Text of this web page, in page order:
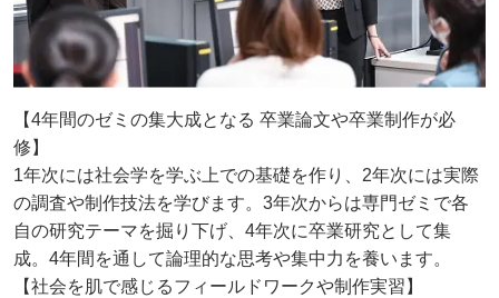
【4年間のゼミの集大成となる 卒業論文や卒業制作が必
修】
1年次には社会学を学ぶ上での基礎を作り、2年次には実際
の調査や制作技法を学びます。3年次からは専門ゼミで各
自の研究テーマを掘り下げ、4年次に卒業研究として集
成。4年間を通して論理的な思考や集中力を養います。
【社会を肌で感じるフィールドワークや制作実習】